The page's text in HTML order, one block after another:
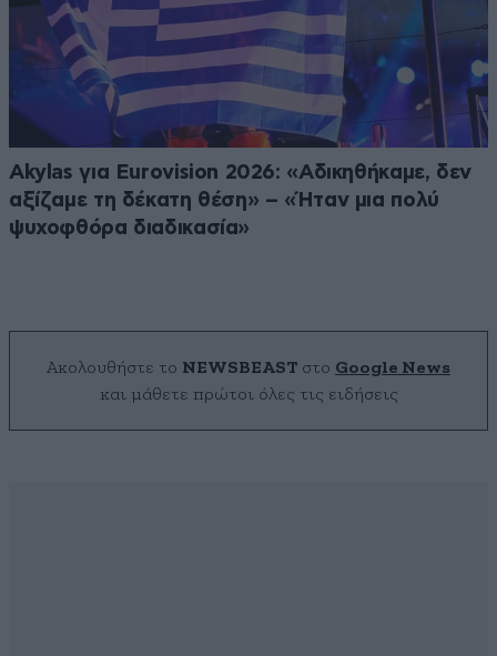
Akylas για Eurovision 2026: «Aδικηθήκαμε, δεν
αξίζαμε τη δέκατη θέση» – «Ήταν μια πολύ
ψυχοφθόρα διαδικασία»
Ακολουθήστε το NEWSBEAST στο Google News
και μάθετε πρώτοι όλες τις ειδήσεις